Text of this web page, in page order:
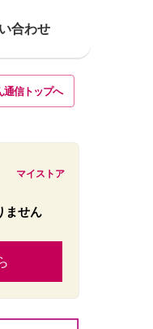
合わせ
通信トップへ
マイストア
ません